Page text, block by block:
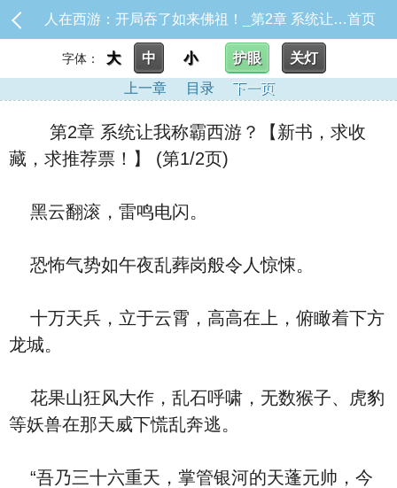
人在西游：开局吞了如来佛祖！_第2章 系统让我称霸西游？【新书，求收藏，求推荐票！】首页
字体： 大 中 小 护眼
关灯
上一章
目录 下一页
第2章 系统让我称霸西游？【新书，求收
藏，求推荐票！】 (第1/2页)
黑云翻滚，雷鸣电闪。
恐怖气势如午夜乱葬岗般令人惊悚。
十万天兵，立于云霄，高高在上，俯瞰着下方
龙城。
花果山狂风大作，乱石呼啸，无数猴子、虎豹
等妖兽在那天威下慌乱奔逃。
“吾乃三十六重天，掌管银河的天蓬元帅，今